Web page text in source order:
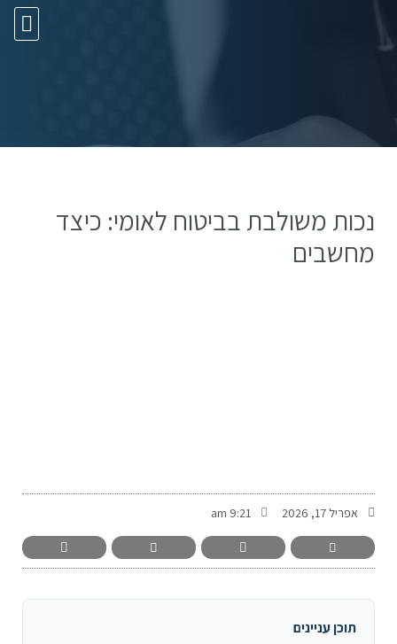
נכות משולבת בביטוח לאומי: כיצד
מחשבים
אפריל 17, 2026 9:21 am
תוכן עניינים